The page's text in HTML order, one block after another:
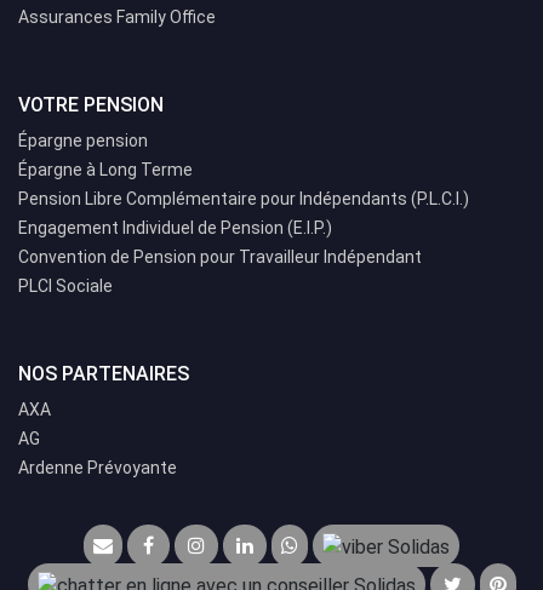
Assurances Family Office
VOTRE PENSION
Épargne pension
Épargne à Long Terme
Pension Libre Complémentaire pour Indépendants (P.L.C.I.)
Engagement Individuel de Pension (E.I.P.)
Convention de Pension pour Travailleur Indépendant
PLCI Sociale
NOS PARTENAIRES
AXA
AG
Ardenne Prévoyante